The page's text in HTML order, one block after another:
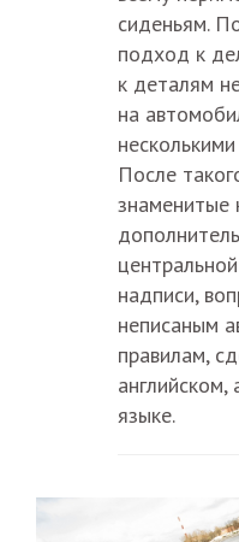
сиденьям.
подход к
к деталям
на
После
знаменитые
надписи,
неписаным
правилам,
английском,
языке.